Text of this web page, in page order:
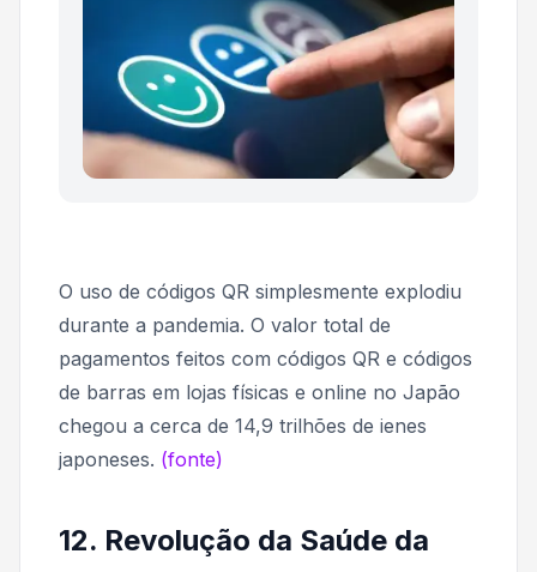
O uso de códigos QR simplesmente explodiu
durante a pandemia. O valor total de
pagamentos feitos com códigos QR e códigos
de barras em lojas físicas e online no Japão
chegou a cerca de 14,9 trilhões de ienes
japoneses. (fonte)
12. Revolução da Saúde da